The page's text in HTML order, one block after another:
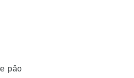
pǎo